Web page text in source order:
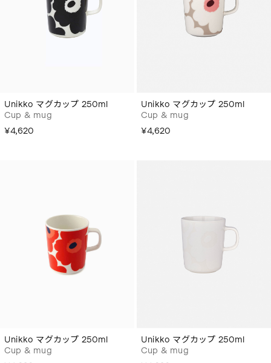
Unikko マグカップ 250ml
Cup & mug
¥4,620
Unikko マグカップ 250ml
Cup & mug
¥4,620
Unikko マグカップ 250ml
Cup & mug
Unikko マグカップ 250ml
Cup & mug